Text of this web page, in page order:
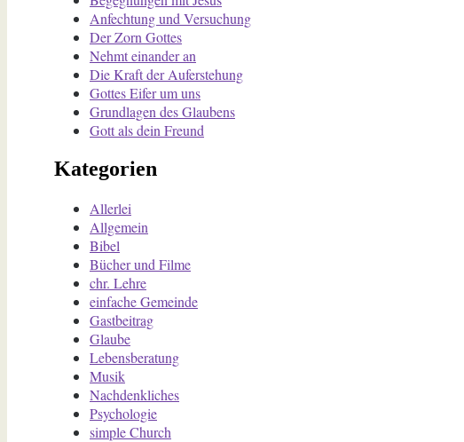
Anfechtung und Versuchung
Der Zorn Gottes
Nehmt einander an
Die Kraft der Auferstehung
Gottes Eifer um uns
Grundlagen des Glaubens
Gott als dein Freund
Kategorien
Allerlei
Allgemein
Bibel
Bücher und Filme
chr. Lehre
einfache Gemeinde
Gastbeitrag
Glaube
Lebensberatung
Musik
Nachdenkliches
Psychologie
simple Church